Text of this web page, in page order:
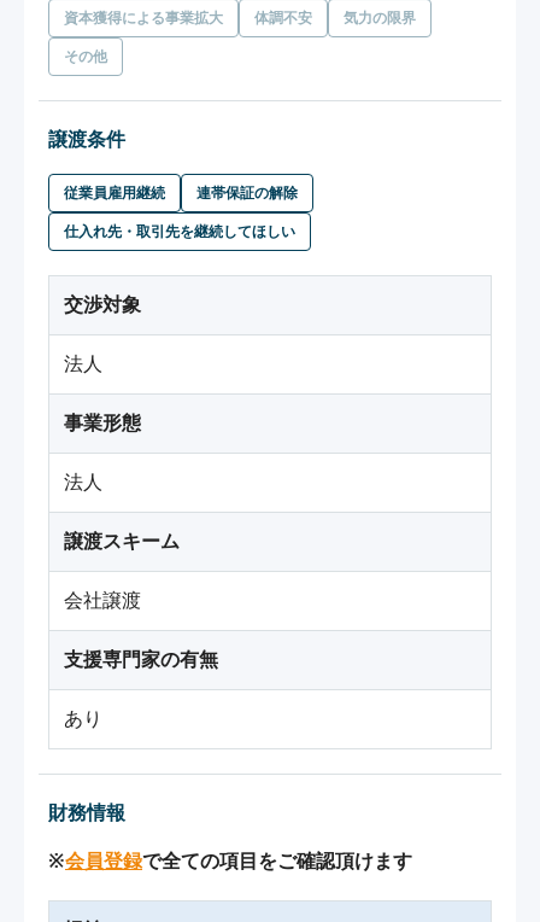
資本獲得による事業拡大 体調不安 気力の限界
その他
譲渡条件
従業員雇用継続 連帯保証の解除
仕入れ先・取引先を継続してほしい
交渉対象
法人
事業形態
法人
譲渡スキーム
会社譲渡
支援専門家の有無
あり
財務情報
※会員登録で全ての項目をご確認頂けます